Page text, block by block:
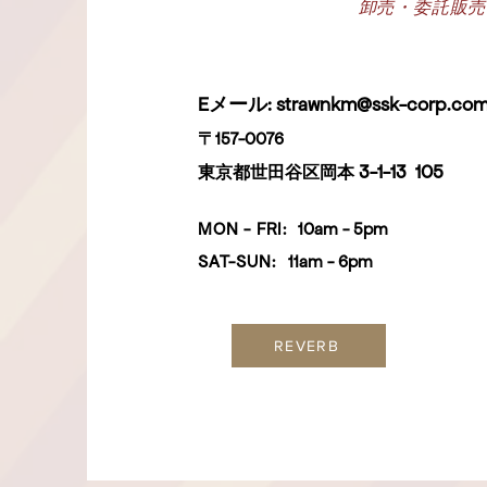
卸売・委託販
Eメール: strawnkm@ssk-
〒157-0076
東京都世田谷区岡本3-1-13 105
MON - FRI: 10am - 5pm
SAT-SUN:11am - 6pm
REVERB